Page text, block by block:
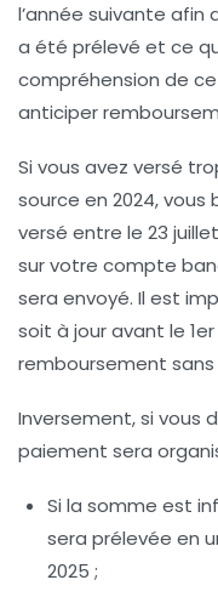
l’année suivante afin
a été prélevé et ce
compréhension de
anticiper
Si vous avez versé
source en 2024,
versé entre le 23
sur votre compte
sera envoyé. Il est
soit à jour avant le
remboursement sans
Inversement, si vous
paiement sera
Si la somme est
sera prélevée en
2025 ;